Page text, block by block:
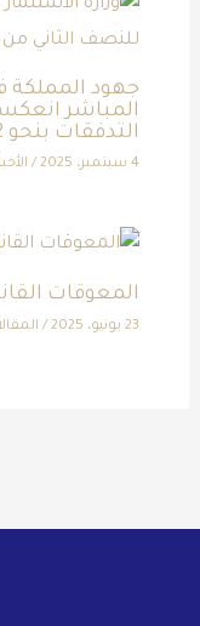
جهود المملكة
التدفقات بنحو 24.2%، بقيمة 119.2 مليار ريال
4 سبتمبر، 2025 /
المعوقات
23 يونيو، 2025 /